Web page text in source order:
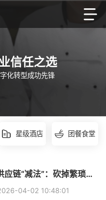
系统成功
信任之选
化转型成功先锋
星级酒店 团餐食堂
宴南亭的供应链“减法”：砍掉繁琐，上海本帮菜如何用3个月跑通效率革命
04-02 10:48:01